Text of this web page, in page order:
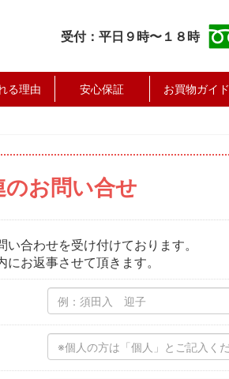
受付：平日９時〜１８時
る理由 安心保証 お買物ガイド
お問い合せ
合わせを受け付けております。
お返事させて頂きます。